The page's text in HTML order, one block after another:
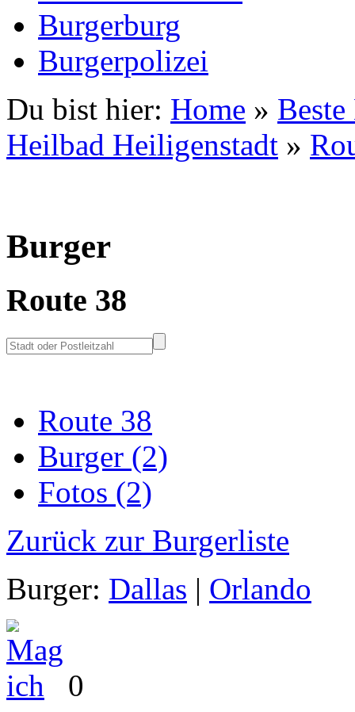
Burgerburg
Burgerpolizei
Du bist hier: Home »
Heilbad Heiligenstadt »
Burger
Route 38
Route 38
Burger (2)
Fotos (2)
Zurück zur Burgerliste
Burger: Dallas | Orlando
0